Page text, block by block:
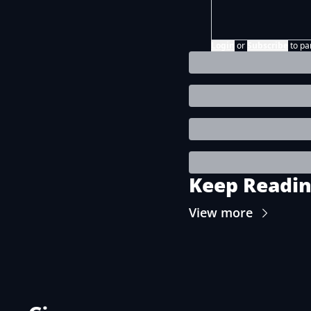
or to
Keep
View more